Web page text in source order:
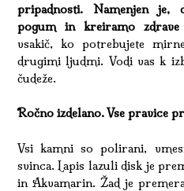
pripadnosti. Namenjen je,
pogum in kreiramo
vsakič, ko potrebujete
drugimi ljudmi. Vodi vas k
čudeže.
Ročno izdelano. Vse pravice
Vsi kamni so polirani,
svinca. Lapis lazuli disk je
in Akvamarin. Žad je